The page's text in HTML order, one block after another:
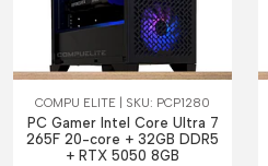
COMPU ELITE | SKU: PCP1280
PC Gamer Intel Core Ultra 7
265F 20-core + 32GB DDR5
+ RTX 5050 8GB